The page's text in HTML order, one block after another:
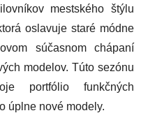
mestského štýlu
oslavuje staré módne
súčasnom chápaní
modelov. Túto sezónu
portfólio funkčných
úplne nové modely.